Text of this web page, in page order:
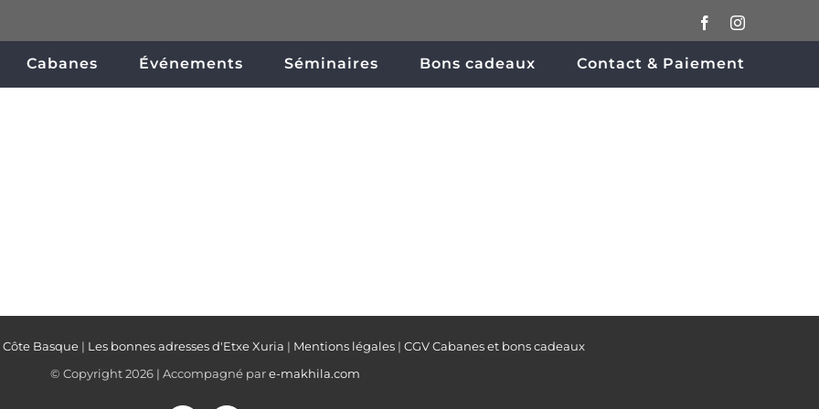
FacebookInstagram
Cabanes Événements Séminaires Bons cadeaux Contact & Paiement
Basque | Les bonnes adresses d'Etxe Xuria | Mentions légales | CGV Cabanes et bons cadeaux
© Copyright2026 | Accompagné pare-makhila.com